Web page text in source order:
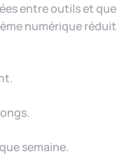
entre outils et que
numérique réduit
semaine.